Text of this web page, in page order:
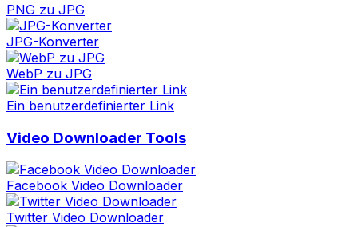
PNG zu JPG
JPG-Konverter
WebP zu JPG
Ein benutzerdefinierter Link
Video Downloader Tools
Facebook Video Downloader
Twitter Video Downloader